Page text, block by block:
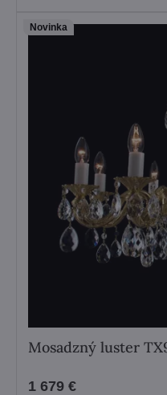
Novinka
Mosadzný luster
1 679 €